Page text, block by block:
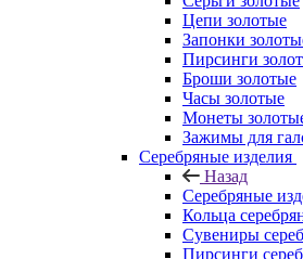
Цепи золотые
Запонки
Пирсинги
Броши золотые
Часы золотые
Монеты
Зажимы для
Серебряные изделия
Назад
Серебряные
Кольца
Сувениры
Пирсинги